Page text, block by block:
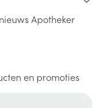
Apotheker
en promoties